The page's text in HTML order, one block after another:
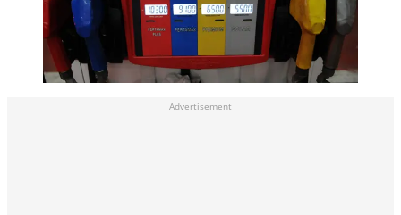
Advertisement